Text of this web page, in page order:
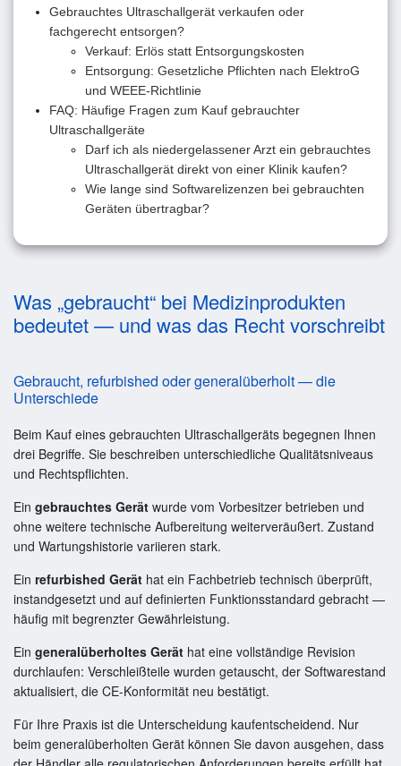
Gebrauchtes Ultraschallgerät verkaufen oder
fachgerecht entsorgen?
Verkauf: Erlös statt Entsorgungskosten
Entsorgung: Gesetzliche Pflichten nach ElektroG
und WEEE-Richtlinie
FAQ: Häufige Fragen zum Kauf gebrauchter
Ultraschallgeräte
Darf ich als niedergelassener Arzt ein gebrauchtes
Ultraschallgerät direkt von einer Klinik kaufen?
Wie lange sind Softwarelizenzen bei gebrauchten
Geräten übertragbar?
Was „gebraucht“ bei Medizinprodukten
bedeutet — und was das Recht vorschreibt
Gebraucht, refurbished oder generalüberholt — die
Unterschiede
Beim Kauf eines gebrauchten Ultraschallgeräts begegnen Ihnen
drei Begriffe. Sie beschreiben unterschiedliche Qualitätsniveaus
und Rechtspflichten.
Ein gebrauchtes Gerät wurde vom Vorbesitzer betrieben und
ohne weitere technische Aufbereitung weiterveräußert. Zustand
und Wartungshistorie variieren stark.
Ein refurbished Gerät hat ein Fachbetrieb technisch überprüft,
instandgesetzt und auf definierten Funktionsstandard gebracht —
häufig mit begrenzter Gewährleistung.
Ein generalüberholtes Gerät hat eine vollständige Revision
durchlaufen: Verschleißteile wurden getauscht, der Softwarestand
aktualisiert, die CE-Konformität neu bestätigt.
Für Ihre Praxis ist die Unterscheidung kaufentscheidend. Nur
beim generalüberholten Gerät können Sie davon ausgehen, dass